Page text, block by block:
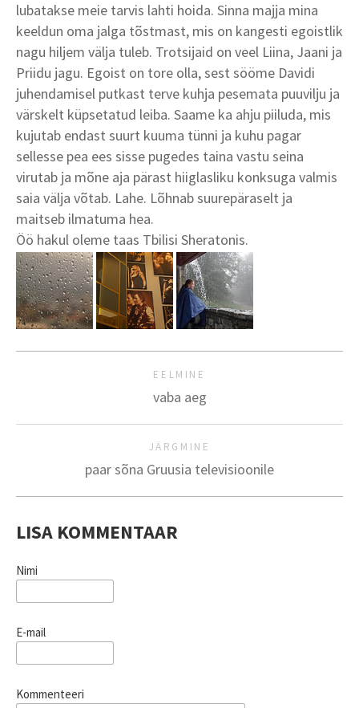
lubatakse meie tarvis lahti hoida. Sinna majja mina
keeldun oma jalga tõstmast, mis on kangesti egoistlik
nagu hiljem välja tuleb. Trotsijaid on veel Liina, Jaani ja
Priidu jagu. Egoist on tore olla, sest sööme Davidi
juhendamisel putkast terve kuhja pesemata puuvilju ja
värskelt küpsetatud leiba. Saame ka ahju piiluda, mis
kujutab endast suurt kuuma tünni ja kuhu pagar
sellesse pea ees sisse pugedes taina vastu seina
virutab ja mõne aja pärast hiiglasliku konksuga valmis
saia välja võtab. Lahe. Lõhnab suurepäraselt ja
maitseb ilmatuma hea.
Öö hakul oleme taas Tbilisi Sheratonis.
EELMINE
vaba aeg
JÄRGMINE
paar sõna Gruusia televisioonile
LISA KOMMENTAAR
Nimi
E-mail
Kommenteeri